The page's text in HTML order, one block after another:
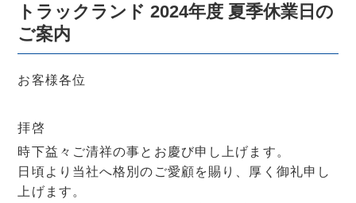
トラックランド 2024年度 夏季休業日の
ご案内
お客様各位
拝啓
時下益々ご清祥の事とお慶び申し上げます。
日頃より当社へ格別のご愛顧を賜り、厚く御礼申し
上げます。